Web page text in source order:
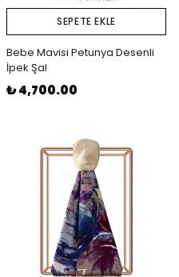
SEPETE EKLE
Bebe Mavisi Petunya Desenli
İpek Şal
₺ 4,700.00